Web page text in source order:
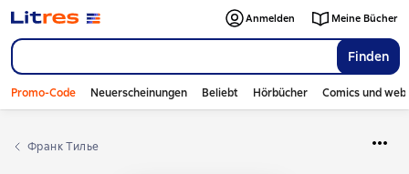
Finden
Anmelden Meine Bücher
Promo-Code Neuerscheinungen Beliebt Hörbücher Comics und
Франк Тилье